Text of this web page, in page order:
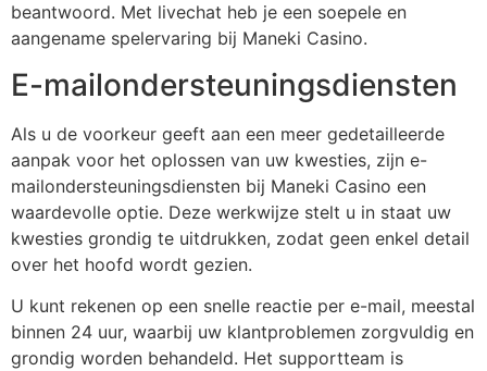
beantwoord. Met livechat heb je een soepele en
aangename spelervaring bij Maneki Casino.
E-mailondersteuningsdiensten
Als u de voorkeur geeft aan een meer gedetailleerde
aanpak voor het oplossen van uw kwesties, zijn e-
mailondersteuningsdiensten bij Maneki Casino een
waardevolle optie. Deze werkwijze stelt u in staat uw
kwesties grondig te uitdrukken, zodat geen enkel detail
over het hoofd wordt gezien.
U kunt rekenen op een snelle reactie per e-mail, meestal
binnen 24 uur, waarbij uw klantproblemen zorgvuldig en
grondig worden behandeld. Het supportteam is